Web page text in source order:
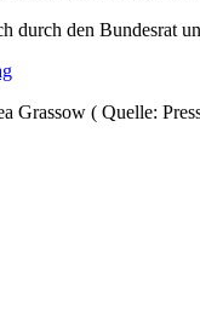
durch den Bundesrat
Grassow ( Quelle: